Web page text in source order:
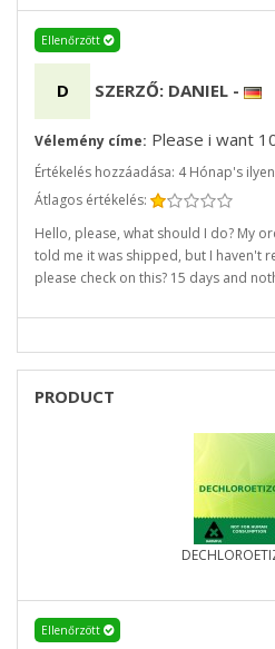
Ellenőrzött
D SZERZŐ: DANIEL -
Vélemény címe: Please i want
Értékelés hozzáadása: 4 Hónap's
Átlagos értékelés:
Hello, please, what should I do? My
told me it was shipped, but I haven't
please check on this? 15 days and
PRODUCT
Ellenőrzött